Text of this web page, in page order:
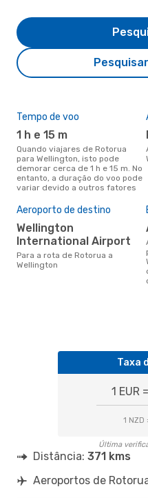
Tempo de voo
1 h e 15 m
Quando viajares de Rotorua
para Wellington, isto pode
demorar cerca de 1 h e 15 m. No
entanto, a duração do voo pode
variar devido a outros fatores
Ao
Aeroporto de destino
Wellington
International Airport
Para a rota de Rotorua a
Wellington
abril é
Taxa
1 EUR
1 NZD
Última
Distância: 371 kms
Aeroportos de